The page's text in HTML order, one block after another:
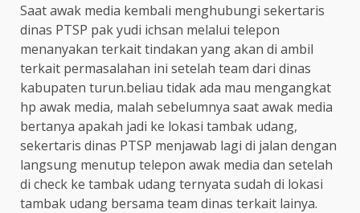
Saat awak media kembali menghubungi sekertaris
dinas PTSP pak yudi ichsan melalui telepon
menanyakan terkait tindakan yang akan di ambil
terkait permasalahan ini setelah team dari dinas
kabupaten turun.beliau tidak ada mau mengangkat
hp awak media, malah sebelumnya saat awak media
bertanya apakah jadi ke lokasi tambak udang,
sekertaris dinas PTSP menjawab lagi di jalan dengan
langsung menutup telepon awak media dan setelah
di check ke tambak udang ternyata sudah di lokasi
tambak udang bersama team dinas terkait lainya.